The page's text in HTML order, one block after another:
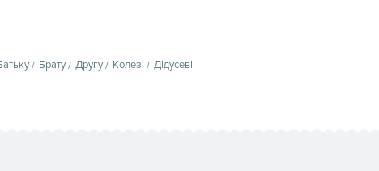
Брату Другу Колезі Дідусеві